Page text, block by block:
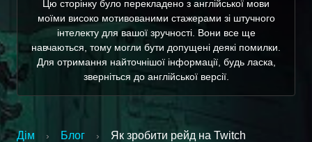
Цю сторінку було перекладено з англійської мови
моїми високо мотивованими стажерами зі штучного
інтелекту для вашої зручності. Вони все ще
навчаються, тому могли бути допущені деякі помилки.
Для отримання найточнішої інформації, будь ласка,
зверніться до англійської версії.
Дім › Блог › Як зробити рейд на Twitch